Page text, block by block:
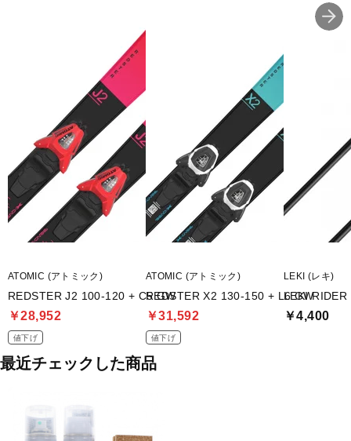
ATOMIC (アトミック)
REDSTER J2 100-120 + C5 GW
￥28,952
値下げ
ATOMIC (アトミック)
REDSTER X2 130-150 + L6 GW
￥31,592
値下げ
LEKI (レキ)
LEKI RIDER
￥4,400
最近チェックした商品